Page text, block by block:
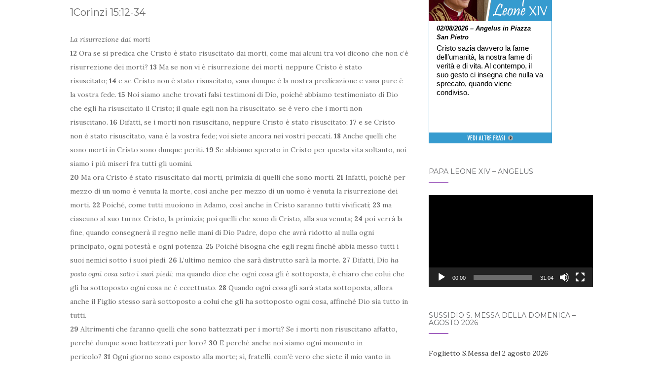
1Corinzi 15:12-34
La risurrezione dai morti
12 Ora se si predica che Cristo è stato risuscitato dai morti, come mai alcuni tra voi dicono che non c’è
risurrezione dei morti? 13 Ma se non vi è risurrezione dei morti, neppure Cristo è stato
risuscitato; 14 e se Cristo non è stato risuscitato, vana dunque è la nostra predicazione e vana pure è
la vostra fede. 15 Noi siamo anche trovati falsi testimoni di Dio, poiché abbiamo testimoniato di Dio
che egli ha risuscitato il Cristo; il quale egli non ha risuscitato, se è vero che i morti non
risuscitano. 16 Difatti, se i morti non risuscitano, neppure Cristo è stato risuscitato; 17 e se Cristo
non è stato risuscitato, vana è la vostra fede; voi siete ancora nei vostri peccati. 18 Anche quelli che
sono morti in Cristo sono dunque periti. 19 Se abbiamo sperato in Cristo per questa vita soltanto, noi
siamo i più miseri fra tutti gli uomini.
20 Ma ora Cristo è stato risuscitato dai morti, primizia di quelli che sono morti. 21 Infatti, poiché per
mezzo di un uomo è venuta la morte, così anche per mezzo di un uomo è venuta la risurrezione dei
morti. 22 Poiché, come tutti muoiono in Adamo, così anche in Cristo saranno tutti vivificati; 23 ma
ciascuno al suo turno: Cristo, la primizia; poi quelli che sono di Cristo, alla sua venuta; 24 poi verrà la
fine, quando consegnerà il regno nelle mani di Dio Padre, dopo che avrà ridotto al nulla ogni
principato, ogni potestà e ogni potenza. 25 Poiché bisogna che egli regni finché abbia messo tutti i
suoi nemici sotto i suoi piedi. 26 L’ultimo nemico che sarà distrutto sarà la morte. 27 Difatti, Dio ha
posto ogni cosa sotto i suoi piedi; ma quando dice che ogni cosa gli è sottoposta, è chiaro che colui che
gli ha sottoposto ogni cosa ne è eccettuato. 28 Quando ogni cosa gli sarà stata sottoposta, allora
anche il Figlio stesso sarà sottoposto a colui che gli ha sottoposto ogni cosa, affinché Dio sia tutto in
tutti.
29 Altrimenti che faranno quelli che sono battezzati per i morti? Se i morti non risuscitano affatto,
perché dunque sono battezzati per loro? 30 E perché anche noi siamo ogni momento in
pericolo? 31 Ogni giorno sono esposto alla morte; sì, fratelli, com’è vero che siete il mio vanto in
02/08/2026 – Angelus in Piazza
San Pietro
Cristo sazia davvero la fame
dell’umanità, la nostra fame di
verità e di vita. Al contempo, il
suo gesto ci insegna che nulla va
sprecato, quando viene
condiviso.
PAPA LEONE XIV – ANGELUS
00:00 31:04
SUSSIDIO S. MESSA DELLA DOMENICA –
AGOSTO 2026
Foglietto S.Messa del 2 agosto 2026